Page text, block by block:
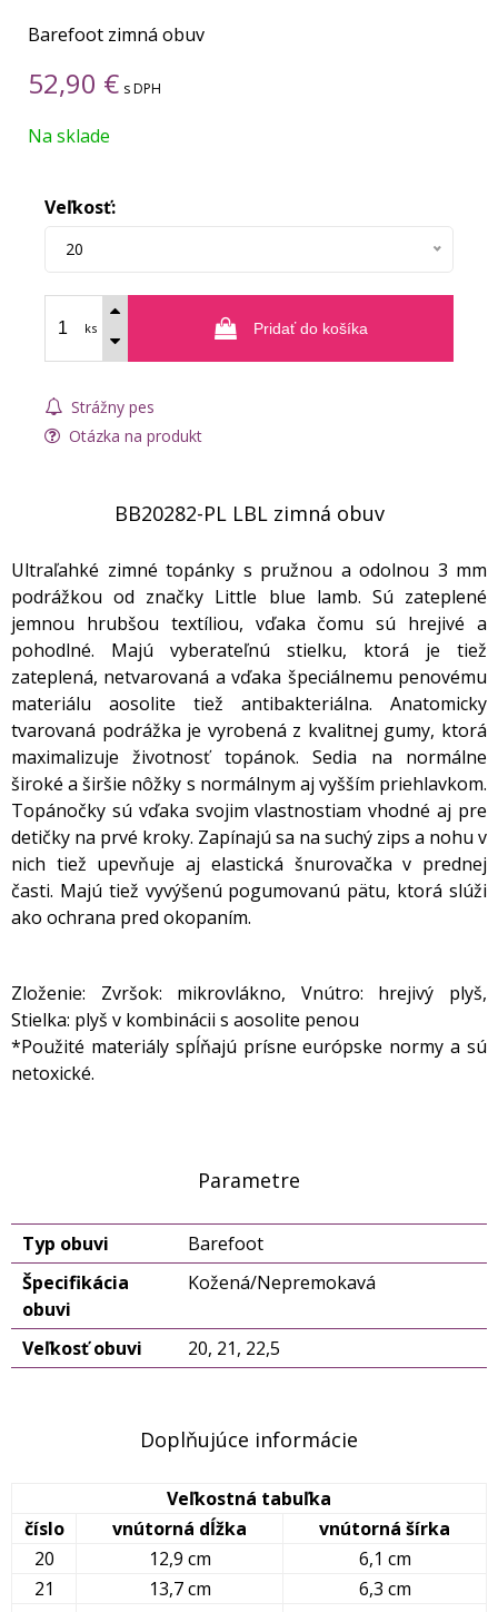
Barefoot zimná obuv
52,90 € s DPH
Na sklade
Veľkosť:
20
ks Pridať do košíka
Strážny pes
Otázka na produkt
BB20282-PL LBL zimná obuv
Ultraľahké zimné topánky s pružnou a odolnou 3 mm
podrážkou od značky Little blue lamb. Sú zateplené
jemnou hrubšou textíliou, vďaka čomu sú hrejivé a
pohodlné. Majú vyberateľnú stielku, ktorá je tiež
zateplená, netvarovaná a vďaka špeciálnemu penovému
materiálu aosolite tiež antibakteriálna. Anatomicky
tvarovaná podrážka je vyrobená z kvalitnej gumy, ktorá
maximalizuje životnosť topánok. Sedia na normálne
široké a širšie nôžky s normálnym aj vyšším priehlavkom.
Topánočky sú vďaka svojim vlastnostiam vhodné aj pre
detičky na prvé kroky. Zapínajú sa na suchý zips a nohu v
nich tiež upevňuje aj elastická šnurovačka v prednej
časti. Majú tiež vyvýšenú pogumovanú pätu, ktorá slúži
ako ochrana pred okopaním.
Zloženie: Zvršok: mikrovlákno, Vnútro: hrejivý plyš,
Stielka: plyš v kombinácii s aosolite penou
*Použité materiály spĺňajú prísne európske normy a sú
netoxické.
Parametre
Typ obuvi
Barefoot
Špecifikácia
obuvi
Kožená/Nepremokavá
Veľkosť obuvi 20, 21, 22,5
Doplňujúce informácie
Veľkostná tabuľka
číslo
vnútorná dĺžka
vnútorná šírka
20
12,9 cm
6,1 cm
21
13,7 cm
6,3 cm